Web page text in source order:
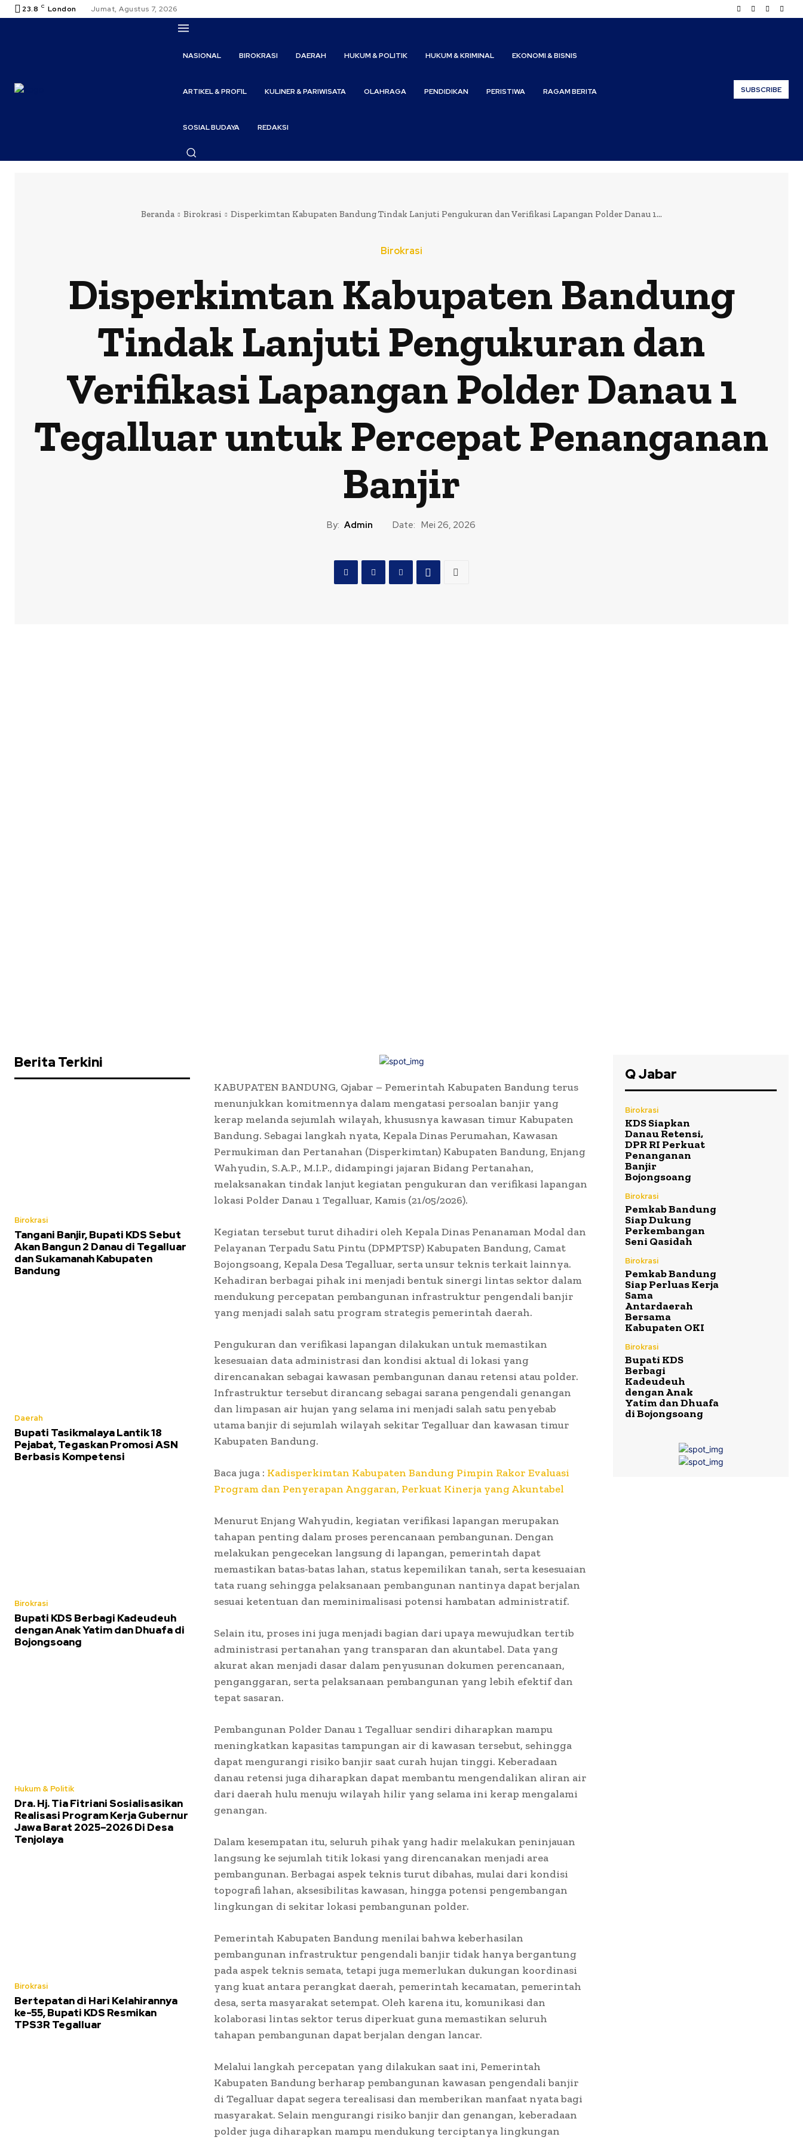
23.8 C London Jumat, Agustus 7, 2026
NASIONAL BIROKRASI DAERAH HUKUM & POLITIK HUKUM & KRIMINAL EKONOMI & BISNIS
ARTIKEL & PROFIL KULINER & PARIWISATA OLAHRAGA PENDIDIKAN PERISTIWA RAGAM BERITA
SOSIAL BUDAYA REDAKSI
SUBSCRIBE
Beranda Birokrasi Disperkimtan Kabupaten Bandung Tindak Lanjuti Pengukuran dan Verifikasi Lapangan Polder Danau 1...
Birokrasi
Disperkimtan Kabupaten Bandung
Tindak Lanjuti Pengukuran dan
Verifikasi Lapangan Polder Danau 1
Tegalluar untuk Percepat Penanganan
Banjir
By: Admin Date: Mei 26, 2026
Berita Terkini
Birokrasi
Tangani Banjir, Bupati KDS Sebut
Akan Bangun 2 Danau di Tegalluar
dan Sukamanah Kabupaten
Bandung
Daerah
Bupati Tasikmalaya Lantik 18
Pejabat, Tegaskan Promosi ASN
Berbasis Kompetensi
Birokrasi
Bupati KDS Berbagi Kadeudeuh
dengan Anak Yatim dan Dhuafa di
Bojongsoang
Hukum & Politik
Dra. Hj. Tia Fitriani Sosialisasikan
Realisasi Program Kerja Gubernur
Jawa Barat 2025–2026 Di Desa
Tenjolaya
Birokrasi
Bertepatan di Hari Kelahirannya
ke-55, Bupati KDS Resmikan
TPS3R Tegalluar
KABUPATEN BANDUNG, Qjabar – Pemerintah Kabupaten Bandung terus
menunjukkan komitmennya dalam mengatasi persoalan banjir yang
kerap melanda sejumlah wilayah, khususnya kawasan timur Kabupaten
Bandung. Sebagai langkah nyata, Kepala Dinas Perumahan, Kawasan
Permukiman dan Pertanahan (Disperkimtan) Kabupaten Bandung, Enjang
Wahyudin, S.A.P., M.I.P., didampingi jajaran Bidang Pertanahan,
melaksanakan tindak lanjut kegiatan pengukuran dan verifikasi lapangan
lokasi Polder Danau 1 Tegalluar, Kamis (21/05/2026).
Kegiatan tersebut turut dihadiri oleh Kepala Dinas Penanaman Modal dan
Pelayanan Terpadu Satu Pintu (DPMPTSP) Kabupaten Bandung, Camat
Bojongsoang, Kepala Desa Tegalluar, serta unsur teknis terkait lainnya.
Kehadiran berbagai pihak ini menjadi bentuk sinergi lintas sektor dalam
mendukung percepatan pembangunan infrastruktur pengendali banjir
yang menjadi salah satu program strategis pemerintah daerah.
Pengukuran dan verifikasi lapangan dilakukan untuk memastikan
kesesuaian data administrasi dan kondisi aktual di lokasi yang
direncanakan sebagai kawasan pembangunan danau retensi atau polder.
Infrastruktur tersebut dirancang sebagai sarana pengendali genangan
dan limpasan air hujan yang selama ini menjadi salah satu penyebab
utama banjir di sejumlah wilayah sekitar Tegalluar dan kawasan timur
Kabupaten Bandung.
Baca juga : Kadisperkimtan Kabupaten Bandung Pimpin Rakor Evaluasi
Program dan Penyerapan Anggaran, Perkuat Kinerja yang Akuntabel
Menurut Enjang Wahyudin, kegiatan verifikasi lapangan merupakan
tahapan penting dalam proses perencanaan pembangunan. Dengan
melakukan pengecekan langsung di lapangan, pemerintah dapat
memastikan batas-batas lahan, status kepemilikan tanah, serta kesesuaian
tata ruang sehingga pelaksanaan pembangunan nantinya dapat berjalan
sesuai ketentuan dan meminimalisasi potensi hambatan administratif.
Selain itu, proses ini juga menjadi bagian dari upaya mewujudkan tertib
administrasi pertanahan yang transparan dan akuntabel. Data yang
akurat akan menjadi dasar dalam penyusunan dokumen perencanaan,
penganggaran, serta pelaksanaan pembangunan yang lebih efektif dan
tepat sasaran.
Pembangunan Polder Danau 1 Tegalluar sendiri diharapkan mampu
meningkatkan kapasitas tampungan air di kawasan tersebut, sehingga
dapat mengurangi risiko banjir saat curah hujan tinggi. Keberadaan
danau retensi juga diharapkan dapat membantu mengendalikan aliran air
dari daerah hulu menuju wilayah hilir yang selama ini kerap mengalami
genangan.
Dalam kesempatan itu, seluruh pihak yang hadir melakukan peninjauan
langsung ke sejumlah titik lokasi yang direncanakan menjadi area
pembangunan. Berbagai aspek teknis turut dibahas, mulai dari kondisi
topografi lahan, aksesibilitas kawasan, hingga potensi pengembangan
lingkungan di sekitar lokasi pembangunan polder.
Pemerintah Kabupaten Bandung menilai bahwa keberhasilan
pembangunan infrastruktur pengendali banjir tidak hanya bergantung
pada aspek teknis semata, tetapi juga memerlukan dukungan koordinasi
yang kuat antara perangkat daerah, pemerintah kecamatan, pemerintah
desa, serta masyarakat setempat. Oleh karena itu, komunikasi dan
kolaborasi lintas sektor terus diperkuat guna memastikan seluruh
tahapan pembangunan dapat berjalan dengan lancar.
Melalui langkah percepatan yang dilakukan saat ini, Pemerintah
Kabupaten Bandung berharap pembangunan kawasan pengendali banjir
di Tegalluar dapat segera terealisasi dan memberikan manfaat nyata bagi
masyarakat. Selain mengurangi risiko banjir dan genangan, keberadaan
polder juga diharapkan mampu mendukung terciptanya lingkungan
Q Jabar
Birokrasi
KDS Siapkan
Danau Retensi,
DPR RI Perkuat
Penanganan
Banjir
Bojongsoang
Birokrasi
Pemkab Bandung
Siap Dukung
Perkembangan
Seni Qasidah
Birokrasi
Pemkab Bandung
Siap Perluas Kerja
Sama
Antardaerah
Bersama
Kabupaten OKI
Birokrasi
Bupati KDS
Berbagi
Kadeudeuh
dengan Anak
Yatim dan Dhuafa
di Bojongsoang